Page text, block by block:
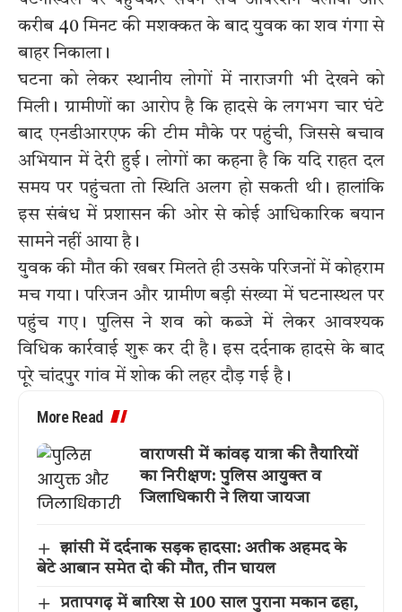
करीब 40 मिनट की मशक्कत के बाद युवक का शव गंगा से
बाहर निकाला।
घटना को लेकर स्थानीय लोगों में नाराजगी भी देखने को
मिली। ग्रामीणों का आरोप है कि हादसे के लगभग चार घंटे
बाद एनडीआरएफ की टीम मौके पर पहुंची, जिससे बचाव
अभियान में देरी हुई। लोगों का कहना है कि यदि राहत दल
समय पर पहुंचता तो स्थिति अलग हो सकती थी। हालांकि
इस संबंध में प्रशासन की ओर से कोई आधिकारिक बयान
सामने नहीं आया है।
युवक की मौत की खबर मिलते ही उसके परिजनों में कोहराम
मच गया। परिजन और ग्रामीण बड़ी संख्या में घटनास्थल पर
पहुंच गए। पुलिस ने शव को कब्जे में लेकर आवश्यक
विधिक कार्रवाई शुरू कर दी है। इस दर्दनाक हादसे के बाद
पूरे चांदपुर गांव में शोक की लहर दौड़ गई है।
More Read
वाराणसी में कांवड़ यात्रा की तैयारियों
का निरीक्षण: पुलिस आयुक्त व
जिलाधिकारी ने लिया जायजा
झांसी में दर्दनाक सड़क हादसा: अतीक अहमद के
बेटे आबान समेत दो की मौत, तीन घायल
प्रतापगढ़ में बारिश से 100 साल पुराना मकान ढहा,